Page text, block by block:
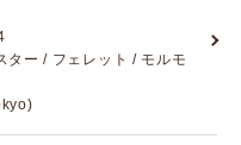
ター / フェレット / モルモ